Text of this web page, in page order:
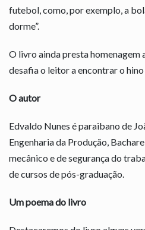
futebol, como, por exemplo, a
dorme”.
O livro ainda presta homenagem
desafia o leitor a encontrar o
O autor
Edvaldo Nunes é paraibano de
Engenharia da Produção,
mecânico e de segurança do
de cursos de pós-graduação.
Um poema do livro